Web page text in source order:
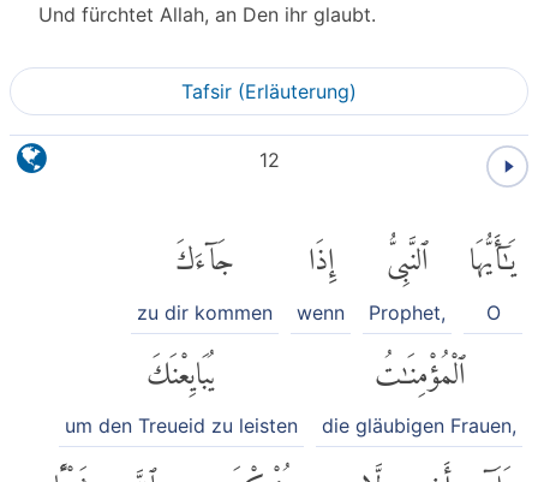
Und fürchtet Allah, an Den ihr glaubt.
Tafsir (Erläuterung)
12
يَٰٓأَيُّهَا
O
ٱلنَّبِىُّ
Prophet,
إِذَا
wenn
جَآءَكَ
zu dir kommen
ٱلْمُؤْمِنَٰتُ
die gläubigen Frauen,
يُبَايِعْنَكَ
um den Treueid zu leisten